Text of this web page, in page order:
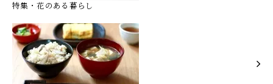
特集・花のある暮らし